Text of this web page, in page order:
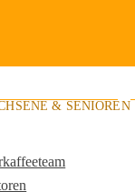
& SENIOREN